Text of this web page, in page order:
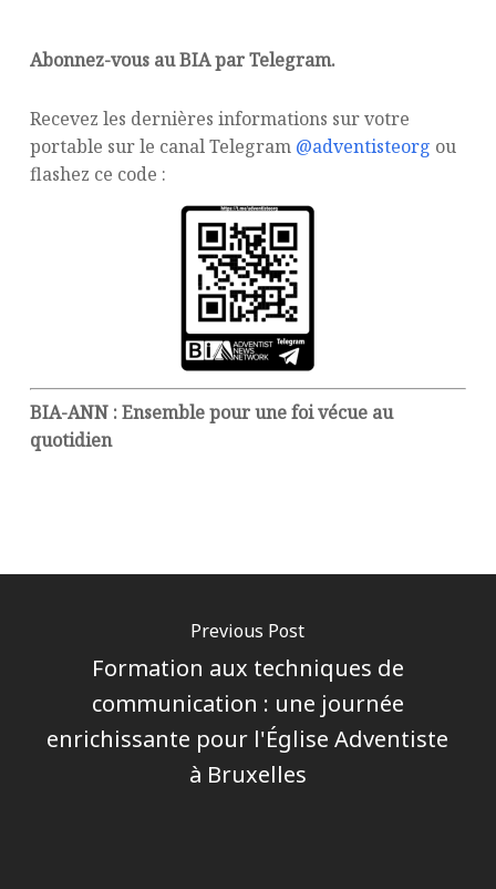
Abonnez-vous au BIA par Telegram.
Recevez les dernières informations sur votre
portable sur le canal Telegram @adventisteorg ou
flashez ce code :
BIA-ANN : Ensemble pour une foi vécue au
quotidien
Previous Post
Formation aux techniques de
communication : une journée
enrichissante pour l'Église Adventiste
à Bruxelles